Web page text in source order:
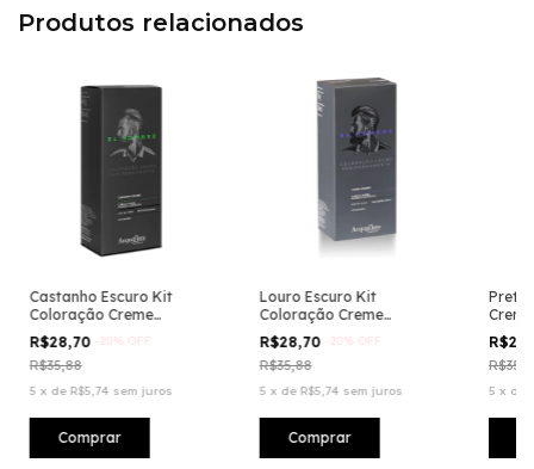
Produtos relacionados
Castanho Escuro Kit
Coloração Creme
Semipermanente El
Hombre
R$28,70 - 20 % OFF
R$35,88
5 x de R$5,74 sem juros
Louro Escuro Kit
Coloração Creme
Semipermanente El
Hombre
R$28,70 - 20 % OFF
R$35,88
5 x de R$5,74 sem juros
Preto
5 x de